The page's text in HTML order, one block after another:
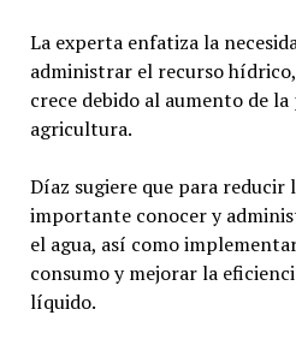
La experta enfatiza la
administrar el recurso
crece debido al aumento de
agricultura.
Díaz sugiere que para reducir
importante conocer y
el agua, así como
consumo y mejorar la
líquido.